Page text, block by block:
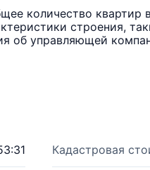
количество квартир
строения,
об управляющей
Кадастровая